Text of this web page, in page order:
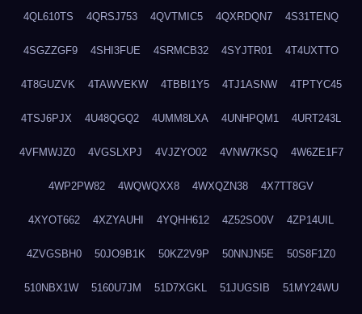
4QL610TS 4QRSJ753 4QVTMIC5 4QXRDQN7 4S31TENQ
4SGZZGF9 4SHI3FUE 4SRMCB32 4SYJTR01 4T4UXTTO
4T8GUZVK 4TAWVEKW 4TBBI1Y5 4TJ1ASNW 4TPTYC45
4TSJ6PJX 4U48QGQ2 4UMM8LXA 4UNHPQM1 4URT243L
4VFMWJZ0 4VGSLXPJ 4VJZYO02 4VNW7KSQ 4W6ZE1F7
4WP2PW82 4WQWQXX8 4WXQZN38 4X7TT8GV
4XYOT662 4XZYAUHI 4YQHH612 4Z52SO0V 4ZP14UIL
4ZVGSBH0 50JO9B1K 50KZ2V9P 50NNJN5E 50S8F1Z0
510NBX1W 5160U7JM 51D7XGKL 51JUGSIB 51MY24WU